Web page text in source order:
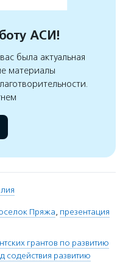
АСИ!
была актуальная
материалы
Пряжа, презентация
грантов по развитию
содействия развитию